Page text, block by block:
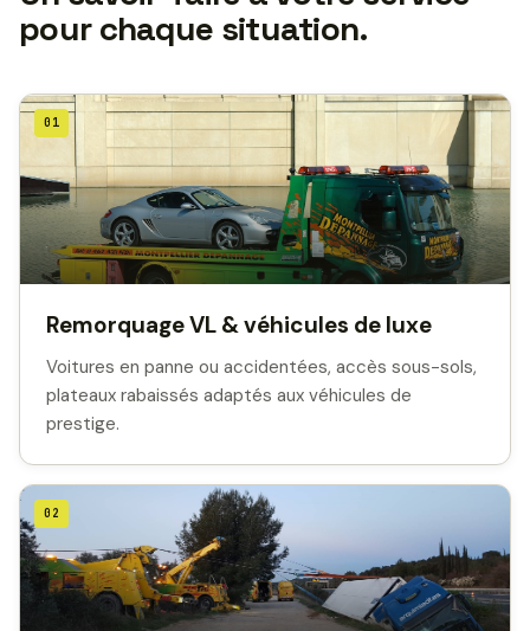
pour chaque situation.
01
Remorquage VL & véhicules de luxe
Voitures en panne ou accidentées, accès sous-sols,
plateaux rabaissés adaptés aux véhicules de
prestige.
02